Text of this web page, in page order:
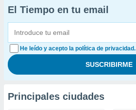
El Tiempo en tu email
He leído y acepto la política de privacidad.
Principales ciudades